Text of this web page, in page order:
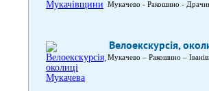
Мукачево - Ракошино -
Велоекскурсія,
Мукачево – Ракошино –